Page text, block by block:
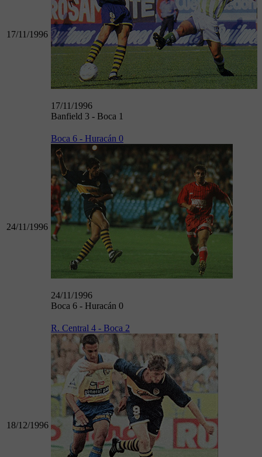
17/11/1996
17/11/1996
Banfield 3 - Boca 1
24/11/1996
Boca 6 - Huracán 0
24/11/1996
Boca 6 - Huracán 0
18/12/1996
R. Central 4 - Boca 2